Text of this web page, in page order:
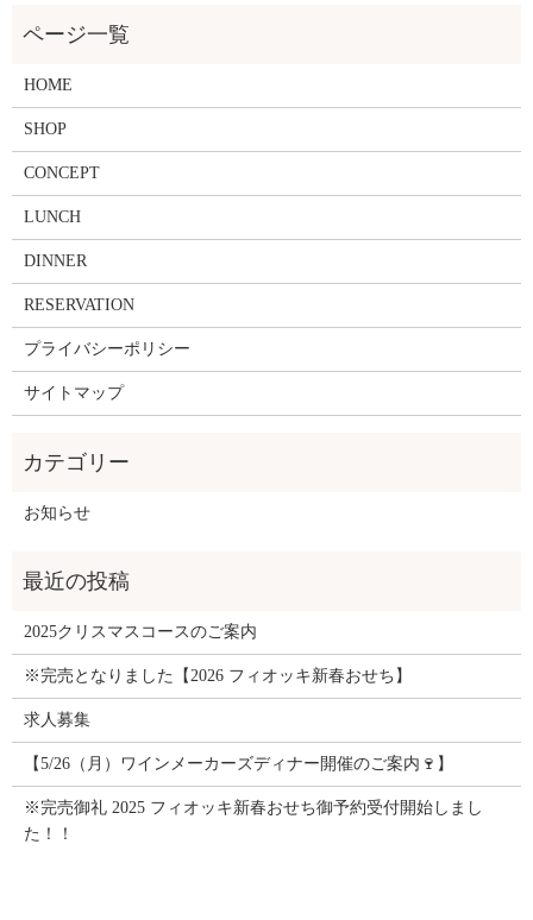
HOME
SHOP
CONCEPT
LUNCH
DINNER
RESERVATION
プライバシーポリシー
サイトマップ
お知らせ
2025クリスマスコースのご案内
※完売となりました【2026 フィオッキ新春おせち】
求人募集
【5/26（月）ワインメーカーズディナー開催のご案内🍷】
※完売御礼 2025 フィオッキ新春おせち御予約受付開始しまし
た！！